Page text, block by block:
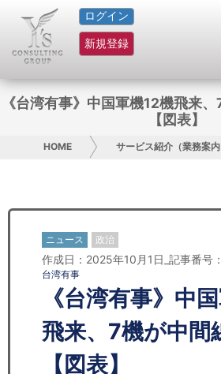
ログイン
新規登録
HOME
サービス紹介
コラム
お問い合わせ
日本人にPR
コンサルティング
リサーチ
セミナー
《台湾有事》中国軍機12機飛来
【図表】
HOME サービス紹介（業務案内
ニュース 政治
作成日：2025年10月1日_記事番号
台湾有事
《台湾有事》中
飛来、7機が中間
【図表】